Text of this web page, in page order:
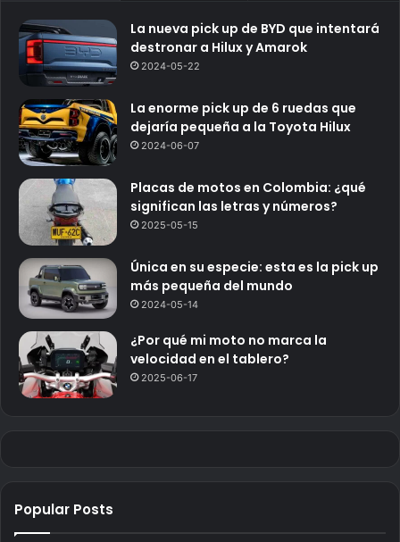
La nueva pick up de BYD que intentará
destronar a Hilux y Amarok
2024-05-22
La enorme pick up de 6 ruedas que
dejaría pequeña a la Toyota Hilux
2024-06-07
Placas de motos en Colombia: ¿qué
significan las letras y números?
2025-05-15
Única en su especie: esta es la pick up
más pequeña del mundo
2024-05-14
¿Por qué mi moto no marca la
velocidad en el tablero?
2025-06-17
Popular Posts